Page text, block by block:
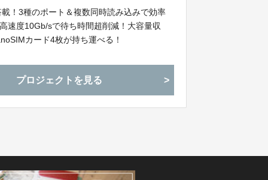
！3種のポート＆複数同時読み込みで効率
速度10Gb/sで待ち時間超削減！大容量収
カード4枚が持ち運べる！
プロジェクトを見る